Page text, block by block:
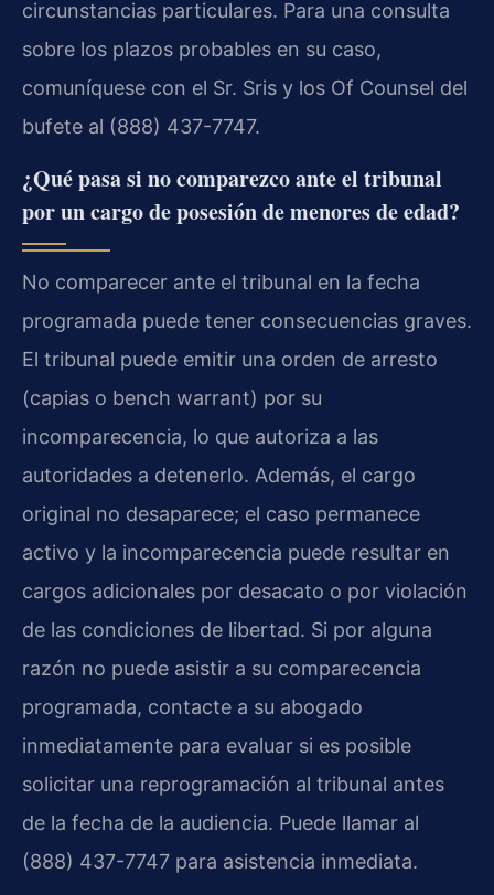
circunstancias particulares. Para una consulta
sobre los plazos probables en su caso,
comuníquese con el Sr. Sris y los Of Counsel del
bufete al (888) 437-7747.
¿Qué pasa si no comparezco ante el tribunal
por un cargo de posesión de menores de edad?
No comparecer ante el tribunal en la fecha
programada puede tener consecuencias graves.
El tribunal puede emitir una orden de arresto
(capias o bench warrant) por su
incomparecencia, lo que autoriza a las
autoridades a detenerlo. Además, el cargo
original no desaparece; el caso permanece
activo y la incomparecencia puede resultar en
cargos adicionales por desacato o por violación
de las condiciones de libertad. Si por alguna
razón no puede asistir a su comparecencia
programada, contacte a su abogado
inmediatamente para evaluar si es posible
solicitar una reprogramación al tribunal antes
de la fecha de la audiencia. Puede llamar al
(888) 437-7747 para asistencia inmediata.